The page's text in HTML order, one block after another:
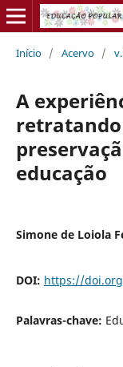
Início / Acervo /
A
educação
Simone de Loiola
DOI: https://
Palavras-chave: